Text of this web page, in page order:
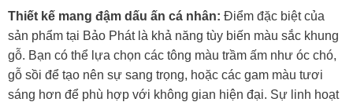
Thiết kế mang đậm dấu ấn cá nhân: Điểm đặc biệt của
sản phẩm tại Bảo Phát là khả năng tùy biến màu sắc khung
gỗ. Bạn có thể lựa chọn các tông màu trầm ấm như óc chó,
gỗ sồi để tạo nên sự sang trọng, hoặc các gam màu tươi
sáng hơn để phù hợp với không gian hiện đại. Sự linh hoạt